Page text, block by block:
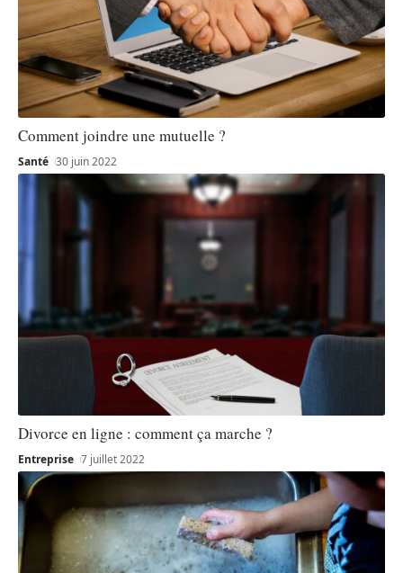
Comment joindre une mutuelle ?
Santé 30 juin 2022
Divorce en ligne : comment ça marche ?
Entreprise 7 juillet 2022